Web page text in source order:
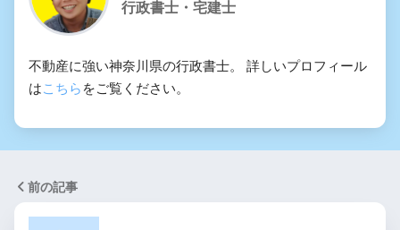
行政書士・宅建士
不動産に強い神奈川県の行政書士。 詳しいプロフィール
はこちら をご覧ください。
前の記事